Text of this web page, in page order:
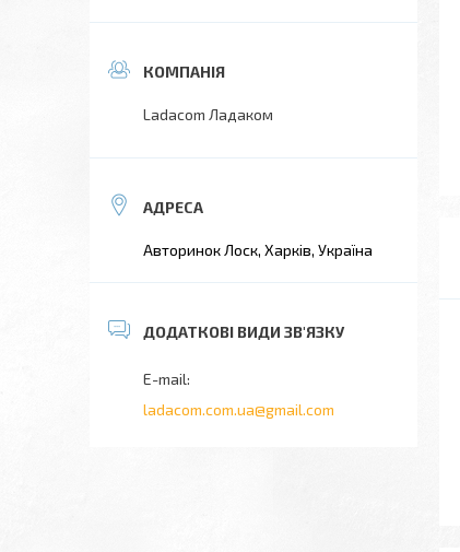
Ladacom Ладаком
Авторинок Лоск, Харків, Україна
ladacom.com.ua@gmail.com